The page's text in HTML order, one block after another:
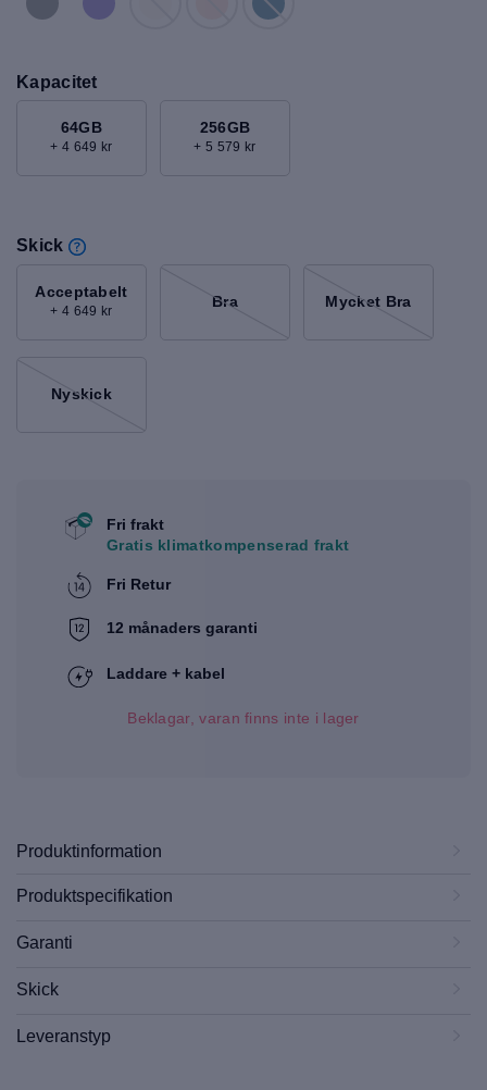
Kapacitet
64GB
+ 4 649 kr
256GB
+ 5 579 kr
Skick
Acceptabelt
+ 4 649 kr
Bra Mycket Bra
Nyskick
Fri frakt
Gratis klimatkompenserad frakt
Fri Retur
12 månaders garanti
Laddare + kabel
Beklagar, varan finns inte i lager
Produktinformation
Produktspecifikation
Garanti
Skick
Leveranstyp